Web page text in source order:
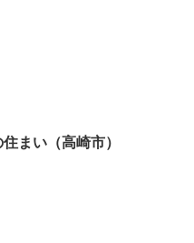
まい（高崎市）